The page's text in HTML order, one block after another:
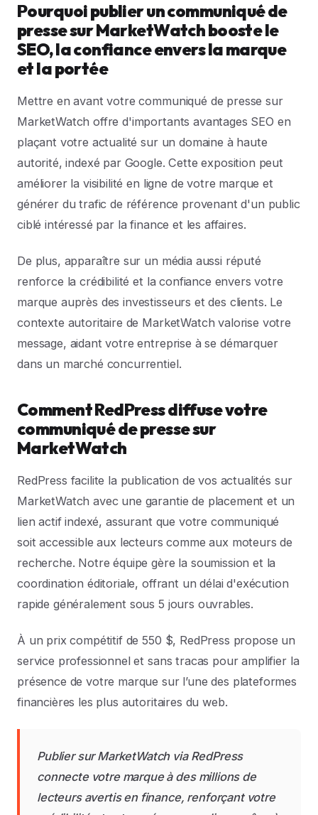
Pourquoi publier un communiqué de
presse sur MarketWatch booste le
SEO, la confiance envers la marque
et la portée
Mettre en avant votre communiqué de presse sur
MarketWatch offre d'importants avantages SEO en
plaçant votre actualité sur un domaine à haute
autorité, indexé par Google. Cette exposition peut
améliorer la visibilité en ligne de votre marque et
générer du trafic de référence provenant d'un public
ciblé intéressé par la finance et les affaires.
De plus, apparaître sur un média aussi réputé
renforce la crédibilité et la confiance envers votre
marque auprès des investisseurs et des clients. Le
contexte autoritaire de MarketWatch valorise votre
message, aidant votre entreprise à se démarquer
dans un marché concurrentiel.
Comment RedPress diffuse votre
communiqué de presse sur
MarketWatch
RedPress facilite la publication de vos actualités sur
MarketWatch avec une garantie de placement et un
lien actif indexé, assurant que votre communiqué
soit accessible aux lecteurs comme aux moteurs de
recherche. Notre équipe gère la soumission et la
coordination éditoriale, offrant un délai d'exécution
rapide généralement sous 5 jours ouvrables.
À un prix compétitif de 550 $, RedPress propose un
service professionnel et sans tracas pour amplifier la
présence de votre marque sur l’une des plateformes
financières les plus autoritaires du web.
Publier sur MarketWatch via RedPress
connecte votre marque à des millions de
lecteurs avertis en finance, renforçant votre